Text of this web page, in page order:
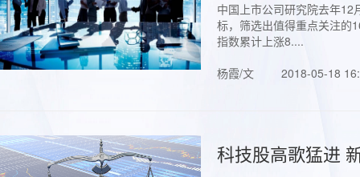
中国上市公司研究院去年
标，筛选出值得重点关注的
指数累计上涨8....
杨霞/文
2018-05-18
科技股高歌猛进